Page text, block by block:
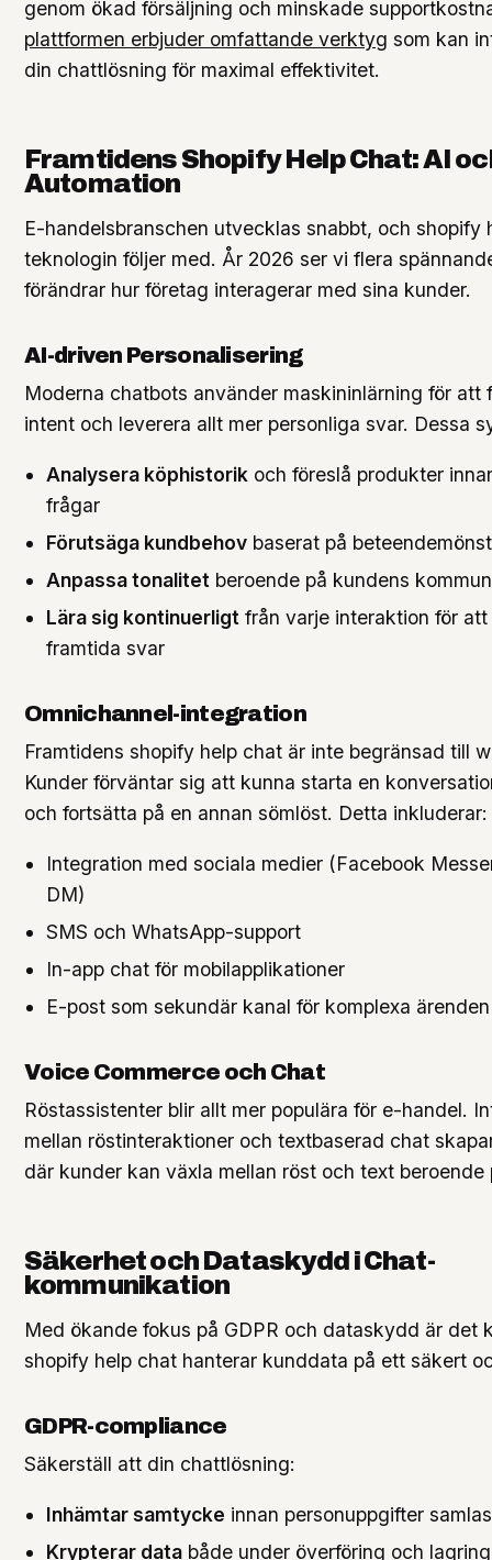
genom ökad försäljning och minskade
plattformen erbjuder omfattande verktyg som kan
din chattlösning för maximal effektivitet.
Framtidens Shopify Help Chat: AI
Automation
E-handelsbranschen utvecklas snabbt, och shopify
teknologin följer med. År 2026 ser vi flera
förändrar hur företag interagerar med sina kunder.
AI-driven Personalisering
Moderna chatbots använder maskininlärning för att
intent och leverera allt mer personliga svar. Dessa
Analysera köphistorik och föreslå produkter
frågar
Förutsäga kundbehov baserat på
Anpassa tonalitet beroende på kundens
Lära sig kontinuerligt från varje interaktion för
framtida svar
Omnichannel-integration
Framtidens shopify help chat är inte begränsad till
Kunder förväntar sig att kunna starta en
och fortsätta på en annan sömlöst. Detta inkluderar:
Integration med sociala medier (Facebook
DM)
SMS och WhatsApp-support
In-app chat för mobilapplikationer
E-post som sekundär kanal för komplexa ärenden
Voice Commerce och Chat
Röstassistenter blir allt mer populära för e-handel.
mellan röstinteraktioner och textbaserad chat
där kunder kan växla mellan röst och text beroende
Säkerhet och Dataskydd i Chat-
kommunikation
Med ökande fokus på GDPR och dataskydd är det
shopify help chat hanterar kunddata på ett säkert
GDPR-compliance
Säkerställ att din chattlösning:
Inhämtar samtycke innan personuppgifter
Krypterar data både under överföring och lagring